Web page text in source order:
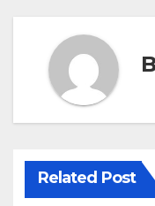
Related Post